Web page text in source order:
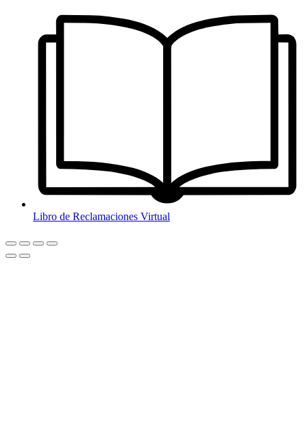
Libro de Reclamaciones Virtual